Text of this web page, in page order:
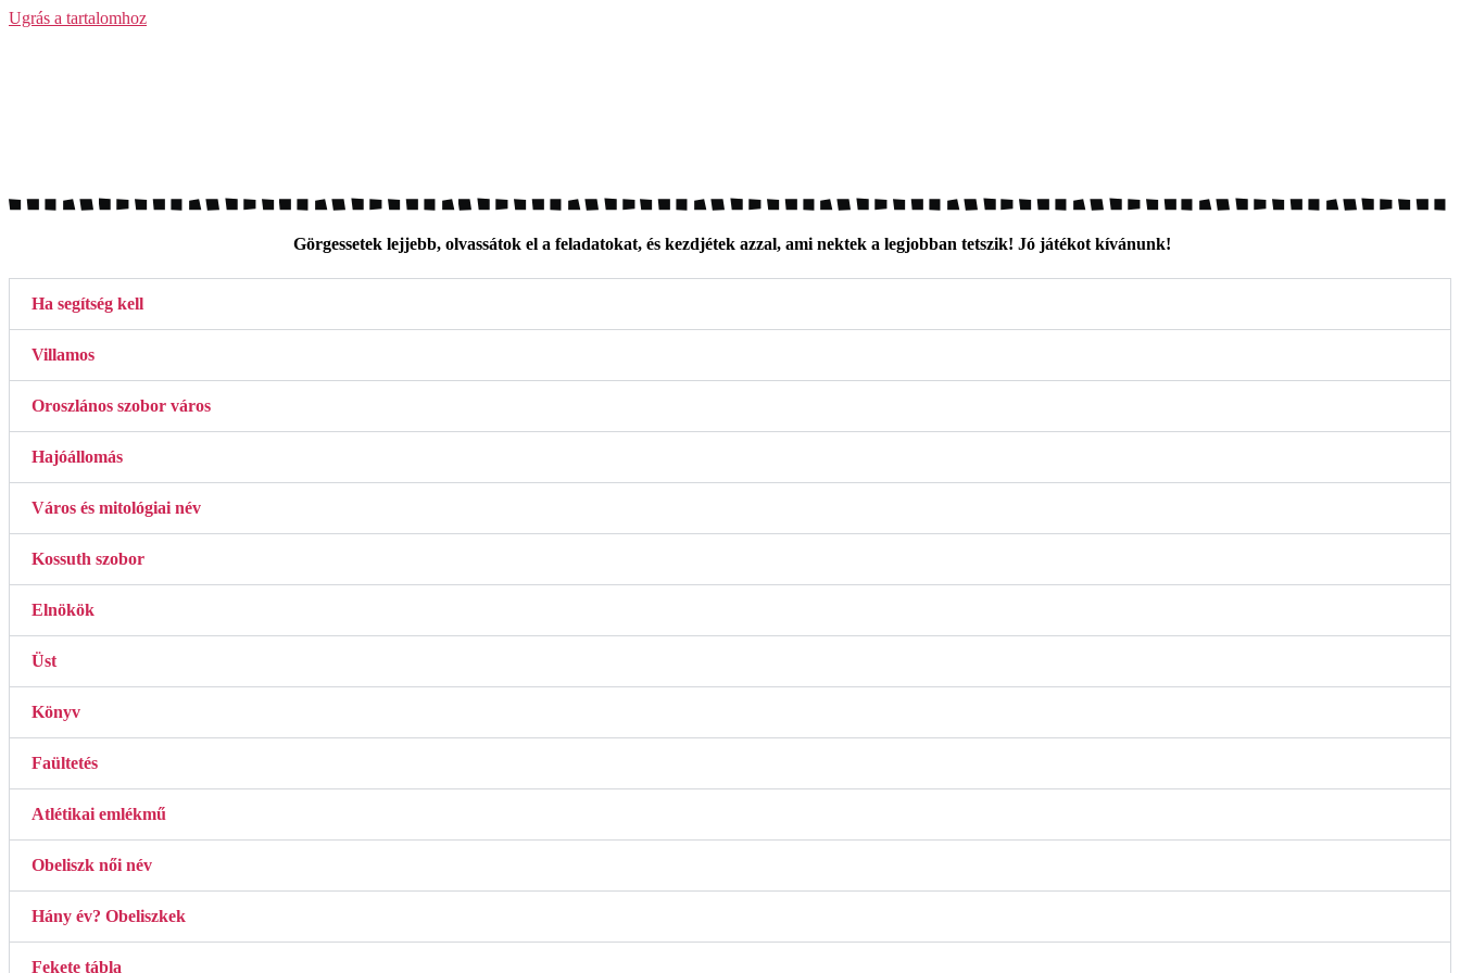
Ugrás a tartalomhoz
Görgessetek lejjebb, olvassátok el a feladatokat, és kezdjétek azzal, ami nektek a legjobban tetszik! Jó játékot kívánunk!
Ha segítség kell
Villamos
Oroszlános szobor város
Hajóállomás
Város és mitológiai név
Kossuth szobor
Elnökök
Üst
Könyv
Faültetés
Atlétikai emlékmű
Obeliszk női név
Hány év? Obeliszkek
Fekete tábla